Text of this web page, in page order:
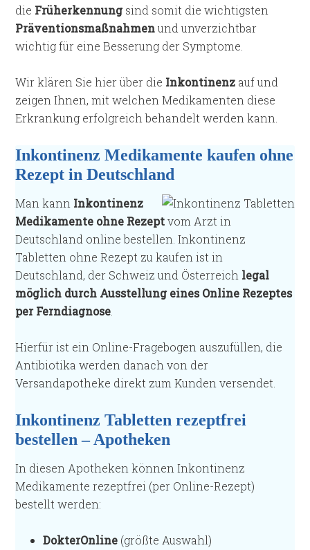
die Früherkennungsind somit die wichtigsten
Präventionsmaßnahmenund unverzichtbar
wichtig für eine Besserung der Symptome.
Wir klären Sie hier über die Inkontinenz auf und
zeigen Ihnen, mit welchen Medikamenten diese
Erkrankung erfolgreich behandelt werden kann.
Inkontinenz Medikamente kaufen ohne
Rezept in Deutschland
Man kann Inkontinenz
Medikamente ohne Rezeptvom Arzt in
Deutschland online bestellen. Inkontinenz
Tabletten ohne Rezept zu kaufen ist in
Deutschland, der Schweiz und Österreich legal
möglich durch Ausstellung eines Online Rezeptes
per Ferndiagnose
Hierfür ist ein Online-Fragebogen auszufüllen, die
Antibiotika werden danach von der
Versandapotheke direkt zum Kunden versendet.
Inkontinenz Tabletten rezeptfrei
bestellen – Apotheken
In diesen Apotheken können Inkontinenz
Medikamente rezeptfrei (per Online-Rezept)
bestellt werden:
DokterOnline (größte Auswahl)